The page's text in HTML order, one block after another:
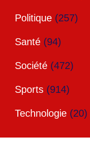
Politique (257)
Santé (94)
Société (472)
Sports (914)
Technologie (20)